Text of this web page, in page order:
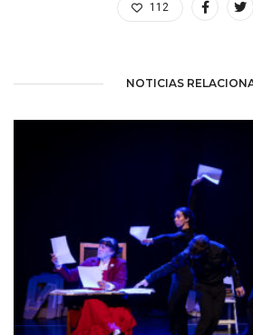
112
NOTICIAS